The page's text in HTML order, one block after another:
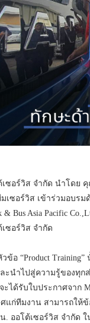
ซอร์วิส จำกัด นำโดย
ซอร์วิส เข้าร่วมอบรมด้
& Bus Asia Pacific
ซอร์วิส จำกัด
ข้อ “Product
ะนำไปสู่ความรู้ของทุ
ะได้รับใบประกาศจาก
แก่ทีมงาน สามารถใ
. ออโต้เซอร์วิส จำกัด